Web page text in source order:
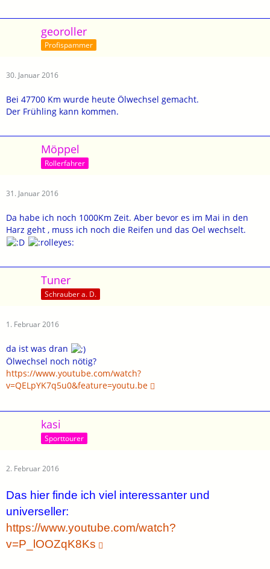
georoller
Profispammer
30. Januar 2016
Bei 47700 Km wurde heute Ölwechsel gemacht.
Der Frühling kann kommen.
Möppel
Rollerfahrer
31. Januar 2016
Da habe ich noch 1000Km Zeit. Aber bevor es im Mai in den
Harz geht , muss ich noch die Reifen und das Oel wechselt.
Tuner
Schrauber a. D.
1. Februar 2016
da ist was dran
Ölwechsel noch nötig?
https://www.youtube.com/watch?
v=QELpYK7q5u0&feature=youtu.be
kasi
Sporttourer
2. Februar 2016
Das hier finde ich viel interessanter und
universeller:
https://www.youtube.com/watch?
v=P_lOOZqK8Ks